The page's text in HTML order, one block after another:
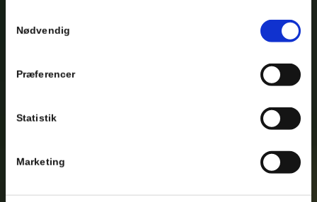
Nødvendig
Præferencer
Statistik
Marketing